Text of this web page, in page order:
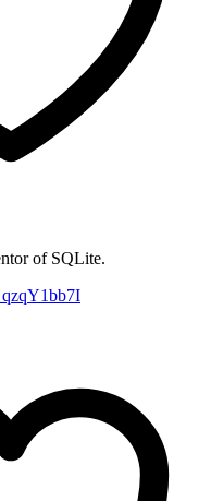
of SQLite.